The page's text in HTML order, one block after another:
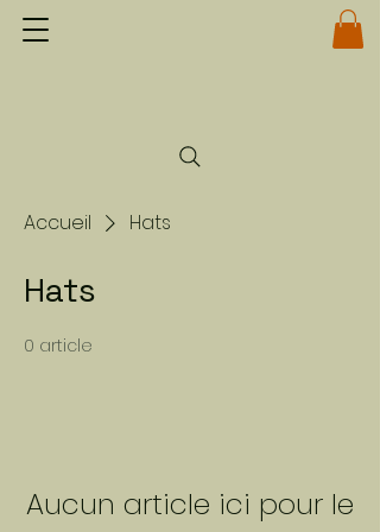
Accueil Hats
Hats
0 article
Aucun article ici pour le